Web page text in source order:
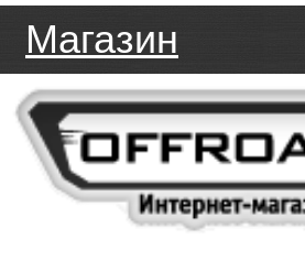
Магазин